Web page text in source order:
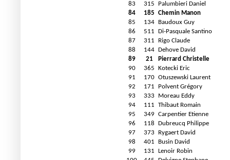
83
315
Palumbieri Daniel
84
185
Chemin Manon
85
134
Baudoux Guy
86
511
Di-Pasquale Santino
87
311
Rigo Claude
88
144
Dehove David
89
21
Pierrard Christelle
90
365
Kotecki Eric
91
170 Otuszewski Laurent
92
171
Polvent Grégory
93
333
Moreau Eddy
94
111
Thibaut Romain
95
349 Carpentier Etienne
96
118
Dubreucq Philippe
97
373
Rygaert David
98
401
Busin David
99
131
Lenoir Robin